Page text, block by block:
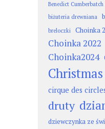
Benedict Cumberbatch
biżuteria drewniana
breloczki Choinka
Choinka 2022
Choinka2024
Christmas
cirque des
druty
dziewczynka ze